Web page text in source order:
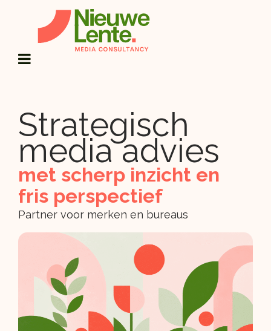
Strategisch
media advies
met scherp inzicht en
fris perspectief
Partner voor merken en bureaus